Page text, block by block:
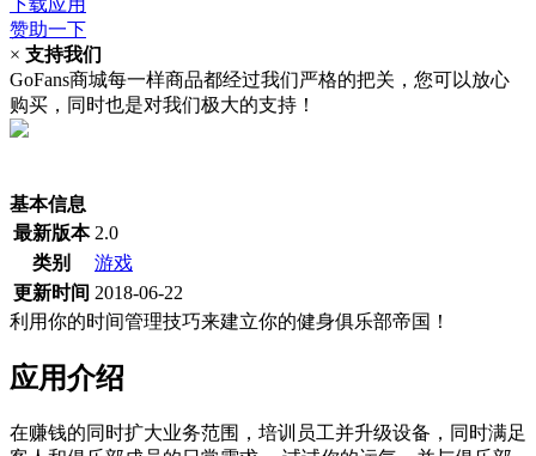
赞助一下
× 支持我们
GoFans商城每一样商品都经过我们严格的把关，您可以放心
购买，同时也是对我们极大的支持！
基本信息
最新版本 2.0
类别
游戏
更新时间 2018-06-22
利用你的时间管理技巧来建立你的健身俱乐部帝国！
应用介绍
在赚钱的同时扩大业务范围，培训员工并升级设备，同时满足